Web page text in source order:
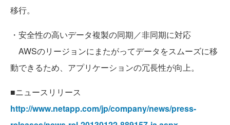
移行。
・安全性の高いデータ複製の同期／非同期に対応
AWSのリージョンにまたがってデータをスムーズに移
動できるため、アプリケーションの冗長性が向上。
■ニュースリリース
http://www.netapp.com/jp/company/news/press-